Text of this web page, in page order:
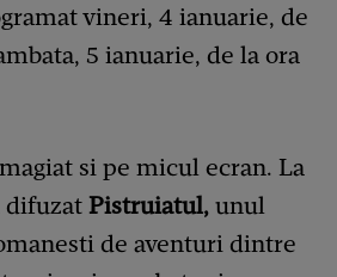
vineri, 4 ianuarie, de
5 ianuarie, de la ora
si pe micul ecran. La
difuzat Pistruiatul, unul
de aventuri dintre